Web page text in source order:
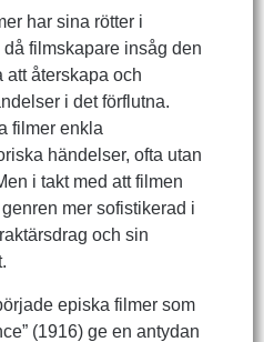
har sina rötter i
filmskapare insåg den
att återskapa och
i det förflutna.
filmer enkla
händelser, ofta utan
i takt med att filmen
mer sofistikerad i
och sin
episka filmer som
(1916) ge en antydan